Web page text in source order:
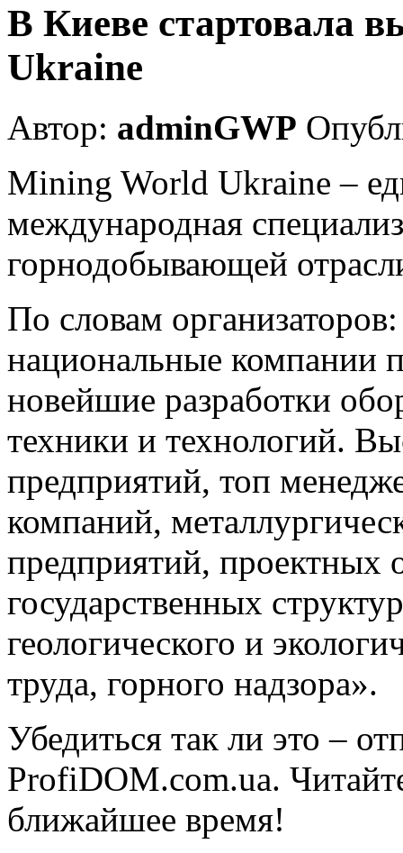
В Киеве стартовала
Ukraine
Автор: adminGWP
Mining World Ukraine –
международная
горнодобывающей
По словам
национальные компании
новейшие разработки
техники и технологий.
предприятий, топ
компаний,
предприятий, проектных
государственных
геологического и
труда, горного надзора».
Убедиться так ли это –
ProfiDOM.com.ua.
ближайшее время!